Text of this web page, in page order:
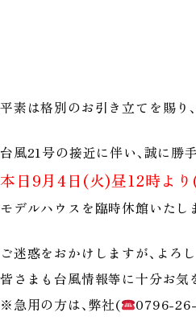
平素は格別のお引き立てを賜り
台風21号の接近に伴い、誠に勝
本日9月4日 (火)昼12時よ
モデルハウスを臨時休館いたし
ご迷惑をおかけしますが、よろ
皆さまも台風情報等に十分お気
※急用の方は、弊社(
0796-